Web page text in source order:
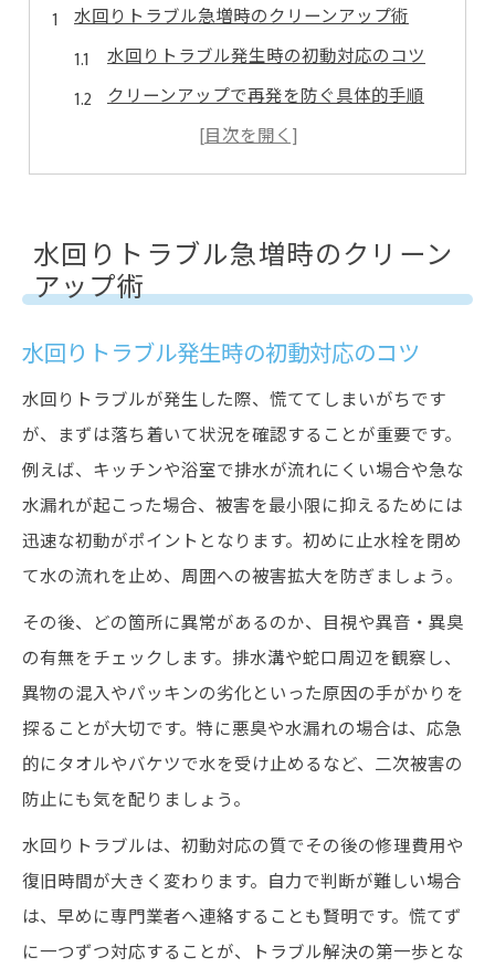
水回りトラブル急増時のクリーンアップ術
水回りトラブル発生時の初動対応のコツ
クリーンアップで再発を防ぐ具体的手順
応急処置で水回りトラブルを最小限に
原因別に見る水回りトラブル対策法
詰まりや悪臭も自分で対処するポイント
水回りトラブルの詰まり解消ステップ
悪臭を防ぐクリーンアップの基本知識
排水の詰まりに効く清掃ポイント
悪臭の原因を知り水回りトラブル予防
日常ケアが導く再発しない水回り維持法
水回りトラブル予防のための習慣づくり
毎日のクリーンアップで再発防止を実現
汚れを溜めない水回りトラブル対策法
日常ケアで水回りトラブルを寄せ付けない
簡単にできる再発防止のポイント紹介
困った水回りのトラブルを自力で解消へ
水回りトラブルを自分で解決する手順
家庭で完結できるクリーンアップ方法
失敗しない水回りトラブル対応のコツ
自力解決で注意したいポイントを解説
安全に進める水回りトラブル対処法
水回りトラブル急増時のクリーン
アップ術
水回りトラブル発生時の初動対応のコツ
水回りトラブルが発生した際、慌ててしまいがちです
が、まずは落ち着いて状況を確認することが重要です。
例えば、キッチンや浴室で排水が流れにくい場合や急な
水漏れが起こった場合、被害を最小限に抑えるためには
迅速な初動がポイントとなります。初めに止水栓を閉め
て水の流れを止め、周囲への被害拡大を防ぎましょう。
その後、どの箇所に異常があるのか、目視や異音・異臭
の有無をチェックします。排水溝や蛇口周辺を観察し、
異物の混入やパッキンの劣化といった原因の手がかりを
探ることが大切です。特に悪臭や水漏れの場合は、応急
的にタオルやバケツで水を受け止めるなど、二次被害の
防止にも気を配りましょう。
水回りトラブルは、初動対応の質でその後の修理費用や
復旧時間が大きく変わります。自力で判断が難しい場合
は、早めに専門業者へ連絡することも賢明です。慌てず
に一つずつ対応することが、トラブル解決の第一歩とな